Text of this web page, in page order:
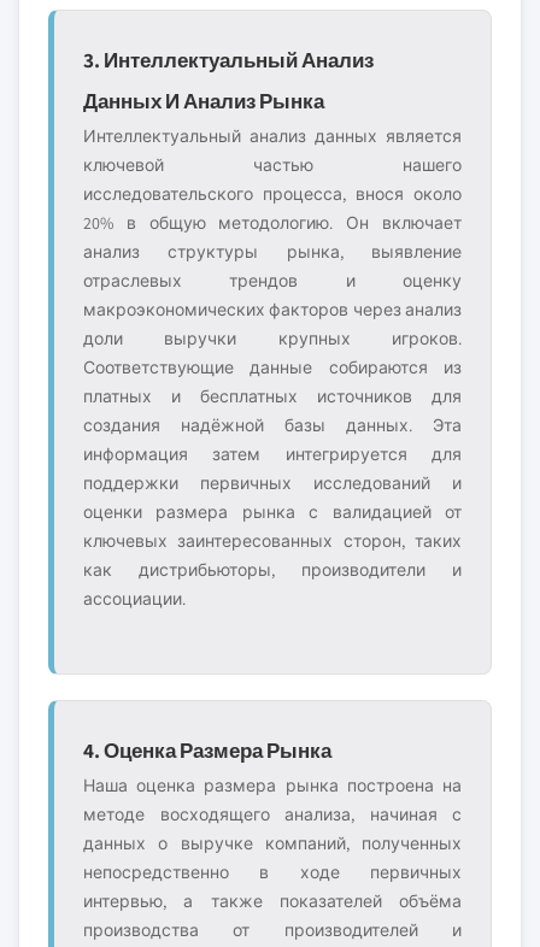
3. Интеллектуальный Анализ
Данных И Анализ Рынка
Интеллектуальный анализ данных является
ключевой частью нашего
исследовательского процесса, внося около
20% в общую методологию. Он включает
анализ структуры рынка, выявление
отраслевых трендов и оценку
макроэкономических факторов через анализ
доли выручки крупных игроков.
Соответствующие данные собираются из
платных и бесплатных источников для
создания надёжной базы данных. Эта
информация затем интегрируется для
поддержки первичных исследований и
оценки размера рынка с валидацией от
ключевых заинтересованных сторон, таких
как дистрибьюторы, производители и
ассоциации.
4. Оценка Размера Рынка
Наша оценка размера рынка построена на
методе восходящего анализа, начиная с
данных о выручке компаний, полученных
непосредственно в ходе первичных
интервью, а также показателей объёма
производства от производителей и